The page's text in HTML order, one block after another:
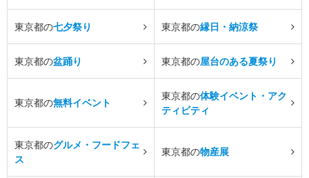
東京都の七夕祭り 東京都の縁日・納涼祭
東京都の盆踊り 東京都の屋台のある夏祭り
東京都の無料イベント
東京都の体験イベント・アク
ティビティ
東京都のグルメ・フードフェ
ス
東京都の物産展